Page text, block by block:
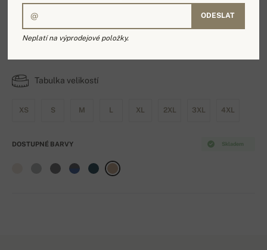
Clyde
Tabulka velikostí
XS S M L XL 2XL 3XL 4XL
Skladem
DOSTUPNÉ BARVY
ODESLAT
Neplatí na výprodejové položky.